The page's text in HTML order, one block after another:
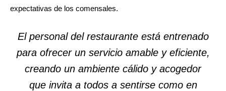
expectativas de los comensales.
El personal del restaurante está entrenado
para ofrecer un servicio amable y eficiente,
creando un ambiente cálido y acogedor
que invita a todos a sentirse como en